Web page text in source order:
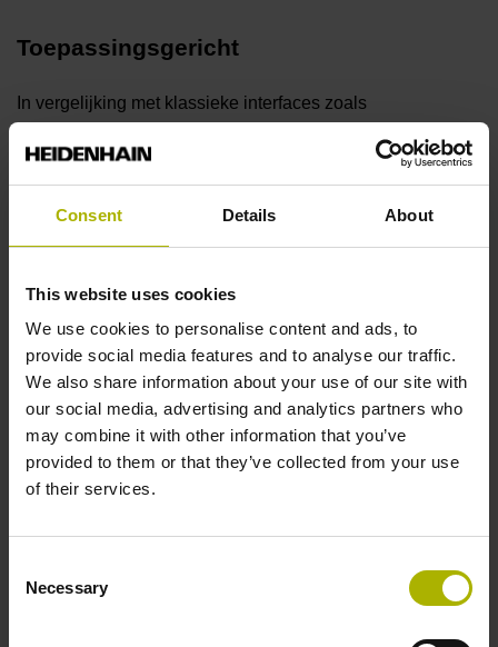
Consent Details About
This website uses cookies
We use cookies to personalise content and ads, to
provide social media features and to analyse our traffic.
We also share information about your use of our site with
our social media, advertising and analytics partners who
may combine it with other information that you’ve
provided to them or that they’ve collected from your use
of their services.
Selection
Necessary
Toepassingsgericht
In vergelijking met klassieke interfaces zoals
HEIDENHAIN OPC UA NC Server toepassingsgericht. Het
beschrijft gegevens niet alleen structureel, maar ook in de
context van de concrete industriële toepassing - precies
machines
OPC UA is de standaard voor veilige, efficiënte
machinecommunicatie. Het draagt platformonafhankelijk
niet alleen ruwe gegevens, maar ook de betekenis ervan -
bijvoorbeeld eenheid en waardebereik - over. Zo besparen
heterogene installaties.